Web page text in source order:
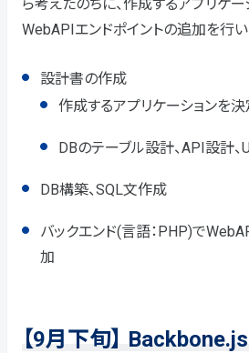
ら考えたのちに、作成するアプリケ
WebAPIエンドポイントの追加を行い
設計書の作成
作成するアプリケーションを決
DBのテーブル設計、API設計
DB構築、SQL文作成
バックエンド(言語：PHP)で
加
【9月下旬】